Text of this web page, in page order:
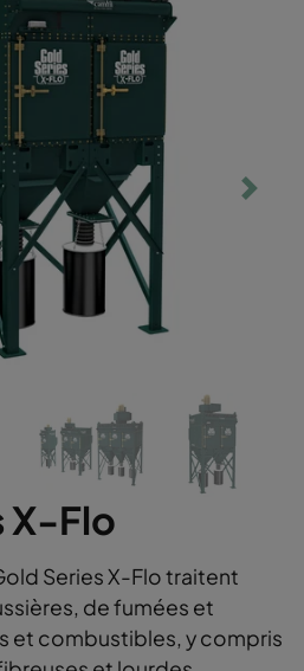
X-Flo
Series X-Flo traitent
de fumées et
et combustibles, y compris